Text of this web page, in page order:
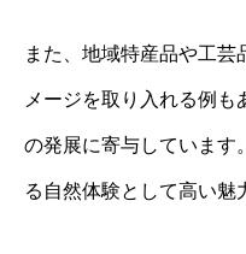
また、地域特産品や工芸
メージを取り入れる例
の発展に寄与しています
る自然体験として高い魅